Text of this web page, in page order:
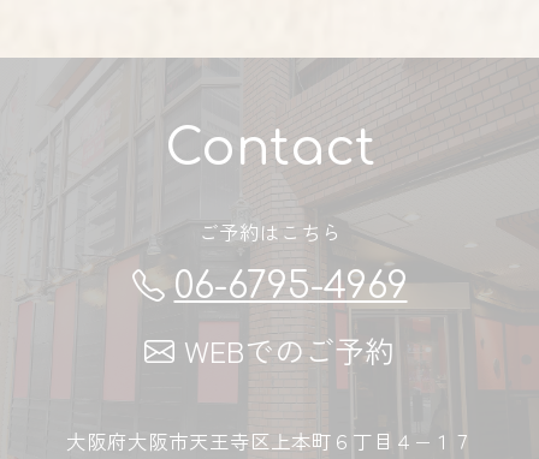
Contact
ご予約はこちら
06-6795-4969
WEBでのご予約
大阪府大阪市天王寺区上本町６丁目４−１７